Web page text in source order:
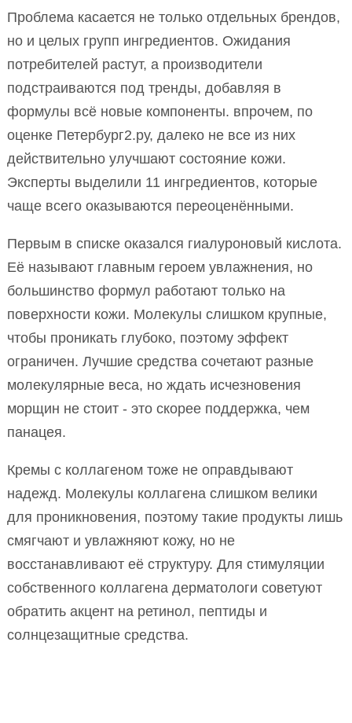
Проблема касается не только отдельных брендов,
но и целых групп ингредиентов. Ожидания
потребителей растут, а производители
подстраиваются под тренды, добавляя в
формулы всё новые компоненты. впрочем, по
оценке Петербург2.ру, далеко не все из них
действительно улучшают состояние кожи.
Эксперты выделили 11 ингредиентов, которые
чаще всего оказываются переоценёнными.
Первым в списке оказался гиалуроновый кислота.
Её называют главным героем увлажнения, но
большинство формул работают только на
поверхности кожи. Молекулы слишком крупные,
чтобы проникать глубоко, поэтому эффект
ограничен. Лучшие средства сочетают разные
молекулярные веса, но ждать исчезновения
морщин не стоит - это скорее поддержка, чем
панацея.
Кремы с коллагеном тоже не оправдывают
надежд. Молекулы коллагена слишком велики
для проникновения, поэтому такие продукты лишь
смягчают и увлажняют кожу, но не
восстанавливают её структуру. Для стимуляции
собственного коллагена дерматологи советуют
обратить акцент на ретинол, пептиды и
солнцезащитные средства.